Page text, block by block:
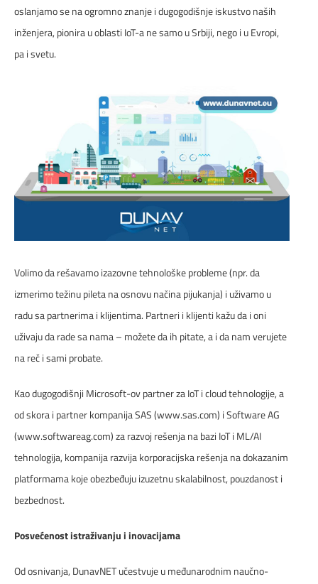
BIZ VPN
IOT
Silosi
Farme
Nadzor objekata
Upravljanje timovima na terenu
Praćenje vozila
DIGITALNI SERVISI
MAPA POKRIVENOSTI
KONTAKTIRAJTE NAS
PRODAJNA MESTA
oslanjamo se na ogromno znanje i dugogodišnje iskustvo naših
inženjera, pionira u oblasti IoT-a ne samo u Srbiji, nego i u Evropi,
pa i svetu.
Volimo da rešavamo izazovne tehnološke probleme (npr. da
izmerimo težinu pileta na osnovu načina pijukanja) i uživamo u
radu sa partnerima i klijentima. Partneri i klijenti kažu da i oni
uživaju da rade sa nama – možete da ih pitate, a i da nam verujete
na reč i sami probate.
Kao dugogodišnji Microsoft-ov partner za IoT i cloud tehnologije, a
od skora i partner kompanija SAS (www.sas.com) i Software AG
(www.softwareag.com) za razvoj rešenja na bazi IoT i ML/AI
tehnologija, kompanija razvija korporacijska rešenja na dokazanim
platformama koje obezbeđuju izuzetnu skalabilnost, pouzdanost i
bezbednost.
Posvećenost istraživanju i inovacijama
Od osnivanja, DunavNET učestvuje u međunarodnim naučno-